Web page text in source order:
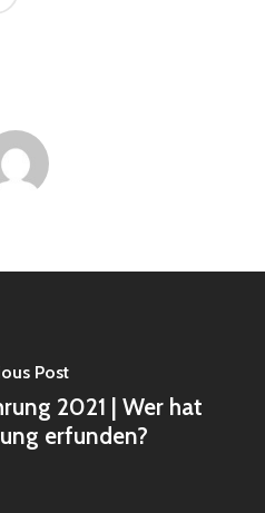
Post
2021 | Wer hat
erfunden?